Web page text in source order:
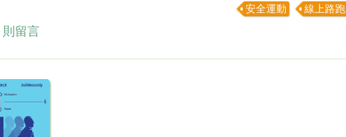
安全運動 線上路跑
則留言